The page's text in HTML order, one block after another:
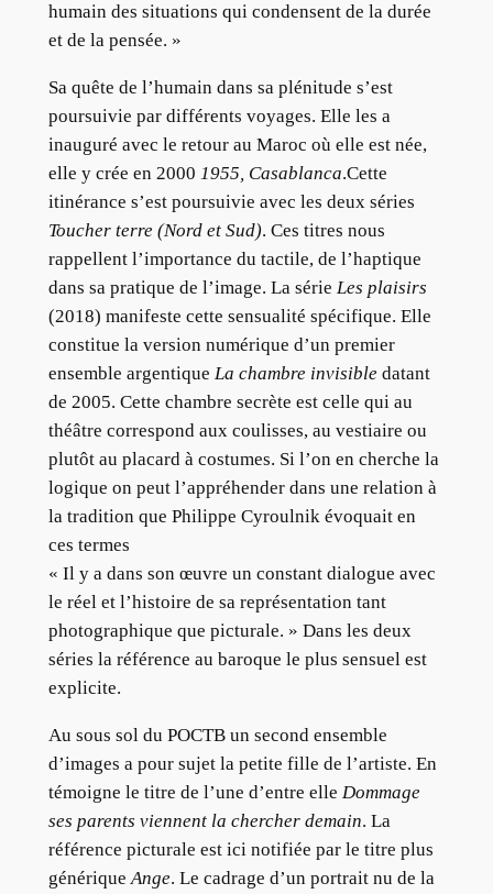
humain des situations qui condensent de la durée
et de la pensée. »
Sa quête de l’humain dans sa plénitude s’est
poursuivie par différents voyages. Elle les a
inauguré avec le retour au Maroc où elle est née,
elle y crée en 2000 1955, Casablanca.Cette
itinérance s’est poursuivie avec les deux séries
Toucher terre (Nord et Sud). Ces titres nous
rappellent l’importance du tactile, de l’haptique
dans sa pratique de l’image. La série Les plaisirs
(2018) manifeste cette sensualité spécifique. Elle
constitue la version numérique d’un premier
ensemble argentique La chambre invisibledatant
de 2005. Cette chambre secrète est celle qui au
théâtre correspond aux coulisses, au vestiaire ou
plutôt au placard à costumes. Si l’on en cherche la
logique on peut l’appréhender dans une relation à
la tradition que Philippe Cyroulnik évoquait en
ces termes
« Il y a dans son œuvre un constant dialogue avec
le réel et l’histoire de sa représentation tant
photographique que picturale. » Dans les deux
séries la référence au baroque le plus sensuel est
explicite.
Au sous sol du POCTB un second ensemble
d’images a pour sujet la petite fille de l’artiste. En
témoigne le titre de l’une d’entre elle Dommage
ses parents viennent la chercher demain. La
référence picturale est ici notifiée par le titre plus
générique Ange. Le cadrage d’un portrait nu de la